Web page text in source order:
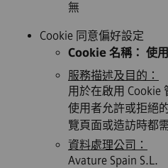
無
Cookie 同意偏好設定
Cookie 名稱： 使
服務描述及目的：
用於在啟用 Cookie
使用者允許或拒絕
覽頁面或造訪時都
資料處理公司：
Avature Spain S.L.